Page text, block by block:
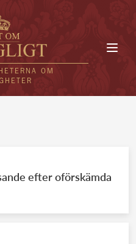
OM
efter oförskämda